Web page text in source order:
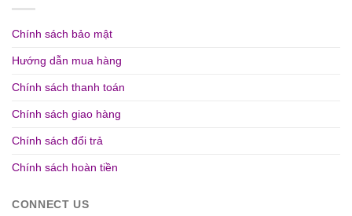
Chính sách bảo mật
Hướng dẫn mua hàng
Chính sách thanh toán
Chính sách giao hàng
Chính sách đổi trả
Chính sách hoàn tiền
CONNECT US